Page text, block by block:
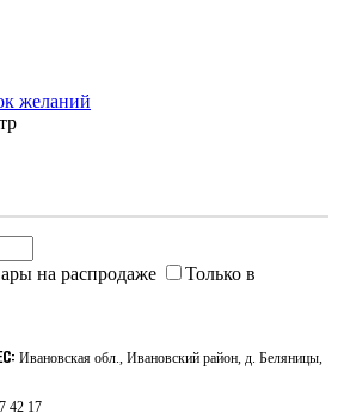
желаний
на распродаже
Только в
Ивановская обл., Ивановский район, д. Беляницы,
42 17